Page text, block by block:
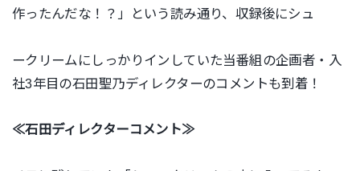
作ったんだな！？」という読み通り、収録後にシュ
ークリームにしっかりインしていた当番組の企画者・入
社3年目の石田聖乃ディレクターのコメントも到着！
≪石田ディレクターコメント≫